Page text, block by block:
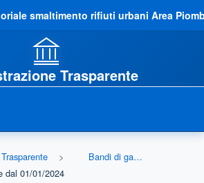
smaltimento rifiuti urbani Area
Trasparente
Bandi di gara e contratti
dal 01/01/2024